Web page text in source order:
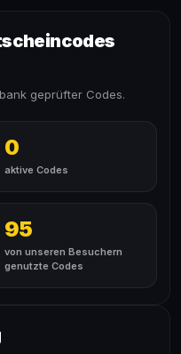
geprüfter Codes.
0
aktive Codes
95
von unseren Besuchern
genutzte Codes